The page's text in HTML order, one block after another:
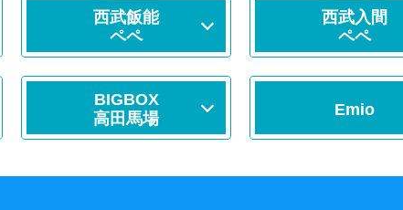
西武飯能
ペペ
西武入間
ペペ
BIGBOX
高田馬場
Emio